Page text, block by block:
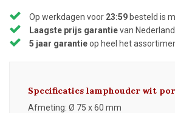
Op werkdagen voor 23:59 besteld is
Laagste prijs garantievan
5 jaar garantieop heel het
Specificaties lamphouder wit
Afmeting: Ø 75 x 60 mm